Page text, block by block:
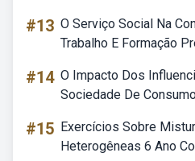
#13 O Serviço Social Na
Trabalho E Formação
#14 O Impacto Dos
Sociedade De
#15 Exercícios Sobre
Heterogêneas 6 Ano